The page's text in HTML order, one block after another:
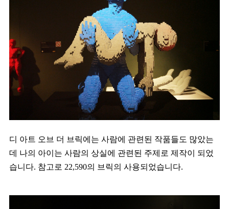
디 아트 오브 더 브릭에는 사람에 관련된 작품들도 많았는
데 나의 아이는 사람의 상실에 관련된 주제로 제작이 되었
습니다. 참고로 22,590의 브릭의 사용되었습니다.